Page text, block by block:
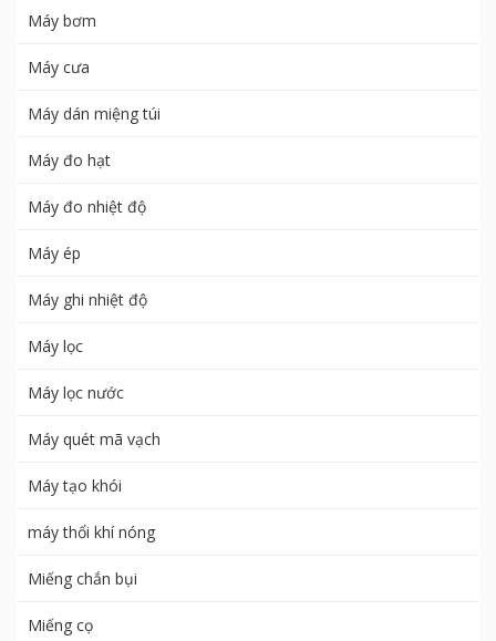
Máy bơm
Máy cưa
Máy dán miệng túi
Máy đo hạt
Máy đo nhiệt độ
Máy ép
Máy ghi nhiệt độ
Máy lọc
Máy lọc nước
Máy quét mã vạch
Máy tạo khói
máy thổi khí nóng
Miếng chắn bụi
Miếng cọ